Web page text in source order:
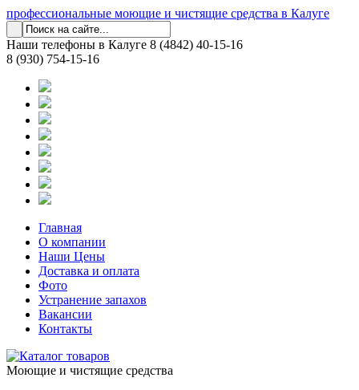
профессиональные моющие и чистящие средства в Калуге
Наши телефоны в Калуге 8 (4842) 40-15-16
8 (930) 754-15-16
Главная
О компании
Наши Цены
Доставка и оплата
Фото
Устранение запахов
Вакансии
Контакты
Моющие и чистящие средства